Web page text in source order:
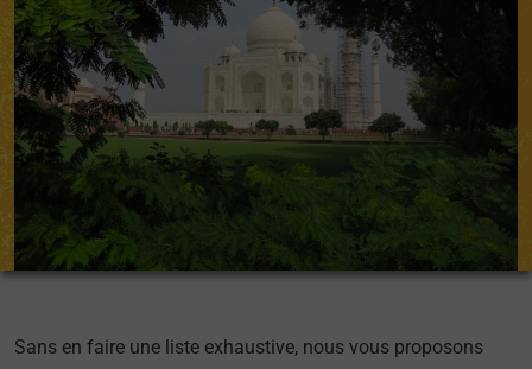
Sans en faire une liste exhaustive, nous vous proposons